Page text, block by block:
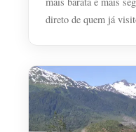
direto de quem já